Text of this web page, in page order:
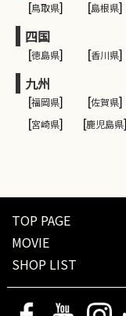
[鳥取県] [島根県]
四国
[徳島県] [香川県]
九州
[福岡県] [佐賀県]
[宮崎県] [鹿児島県]
TOP PAGE
MOVIE
SHOP LIST